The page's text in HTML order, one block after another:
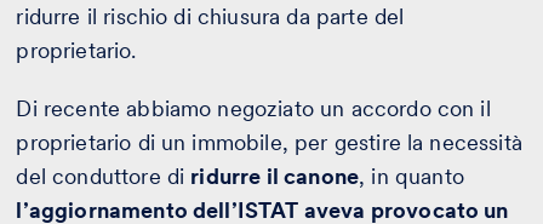
ridurre il rischio di chiusura da parte del
proprietario.
Di recente abbiamo negoziato un accordo con il
proprietario di un immobile, per gestire la necessità
del conduttore di ridurre il canone, in quanto
l’aggiornamento dell’ISTAT aveva provocato un